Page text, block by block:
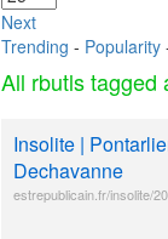
Next
Trending - Popularity
All rbutls tagged
Insolite |
Dechavanne
estrepublicain.fr/insolite/